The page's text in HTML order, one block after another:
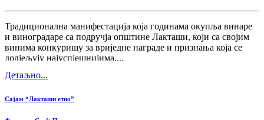
Традиционална манифестација која годинама окупља винаре
и виноградаре са подручја општине Лакташи, који са својим
винима конкуришу за вриједне награде и признања која се
додјељују најуспјешнијима....
Детаљно...
Сајам “Лакташи етно”